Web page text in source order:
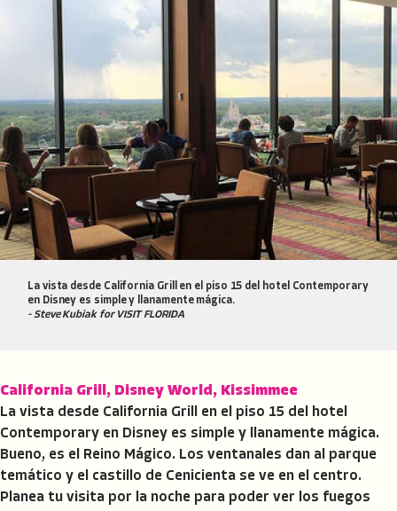
La vista desde California Grill en el piso 15 del hotel Contemporary
en Disney es simple y llanamente mágica.
- Steve Kubiak for VISIT FLORIDA
California Grill, Disney World, Kissimmee
La vista desde California Grill en el piso 15 del hotel
Contemporary en Disney es simple y llanamente mágica.
Bueno, es el Reino Mágico. Los ventanales dan al parque
temático y el castillo de Cenicienta se ve en el centro.
Planea tu visita por la noche para poder ver los fuegos